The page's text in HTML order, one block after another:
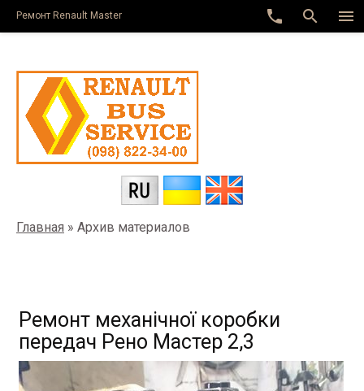
class="main-page archive"> menu
search
phone
Ремонт Renault Master
Главная » Архив материалов
Ремонт механічної коробки
передач Рено Мастер 2,3